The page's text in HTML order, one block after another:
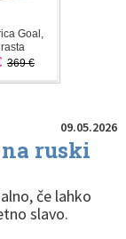
09.05.2026
ruski
če lahko
slavo.